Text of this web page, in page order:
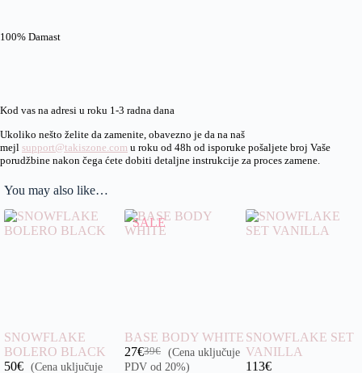
100% Damast
Kod vas na adresi u roku 1-3 radna dana
Ukoliko nešto želite da zamenite, obavezno je da na naš
mejl support@takiszone.com u roku od 48h od isporuke pošaljete broj Vaše
porudžbine nakon čega ćete dobiti detaljne instrukcije za proces zamene.
You may also like…
SNOWFLAKE
BOLERO BLACK
50€ (Cena uključuje
SALE
BASE BODY WHITE
39€
27€
(Cena uključuje
PDV od 20%)
SNOWFLAKE SET
VANILLA
113€